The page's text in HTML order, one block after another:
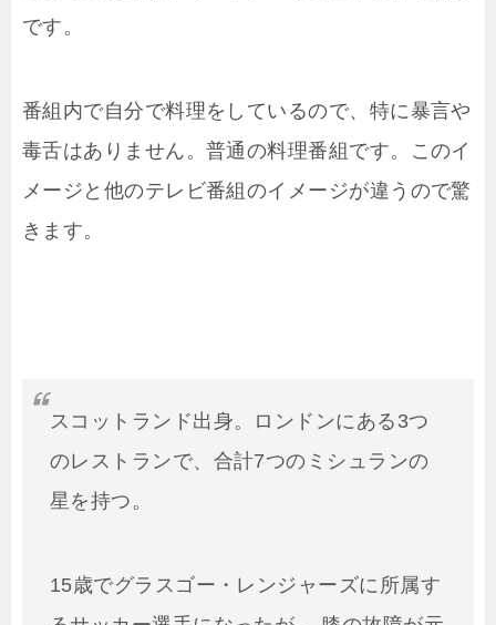
です。
番組内で自分で料理をしているので、特に暴言や
毒舌はありません。普通の料理番組です。このイ
メージと他のテレビ番組のイメージが違うので驚
きます。
スコットランド出身。ロンドンにある3つ
のレストランで、合計7つのミシュランの
星を持つ。
15歳でグラスゴー・レンジャーズに所属す